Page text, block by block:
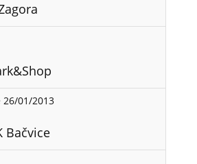
26/01/2013
Bačvice